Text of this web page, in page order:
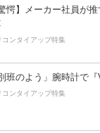
驚愕】メーカー社員が
コンタイアップ特集
別班のよう」腕時計で
コンタイアップ特集